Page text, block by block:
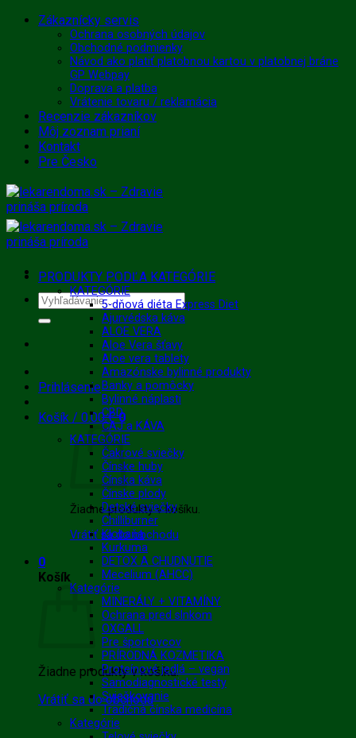
Skip
Zákaznícky servis
Ochrana osobných údajov
Obchodné podmienky
Návod ako platiť platobnou kartou v platobnej bráne
GP Webpay
Doprava a platba
Vrátenie tovaru / reklamácia
Recenzie zákazníkov
Môj zoznam prianí
Kontakt
Pre Česko
Hľadať:
Prihlásenie
Košík / 0.00€ 0
Žiadne produkty v košíku.
Vrátiť sa do obchodu
0
Košík
Žiadne produkty v košíku.
Vrátiť sa do obchodu
PRODUKTY PODĽA KATEGÓRIE
KATEGÓRIE
5-dňová diéta Express Diet
Ajurvédska káva
ALOE VERA
Aloe Vera šťavy
Aloe vera tablety
Amazónske bylinné produkty
Banky a pomôcky
Bylinné náplasti
CBD
ČAJ a KÁVA
KATEGÓRIE
Čakrové sviečky
Čínske huby
Čínska káva
Čínske plody
Detské sviečky
Chilliburner
Klobaňa
Kurkuma
DETOX A CHUDNUTIE
Mecelium (AHCC)
Kategórie
MINERÁLY + VITAMÍNY
Ochrana pred slnkom
OXGALL
Pre športovcov
PRÍRODNÁ KOZMETIKA
Proteínové jedlá – vegan
Samodiagnostické testy
Sviečkovanie
Tradičná čínska medicína
Kategórie